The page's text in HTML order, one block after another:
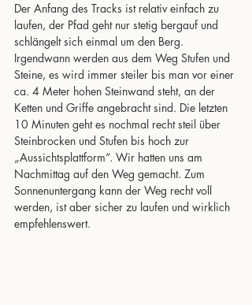
Der Anfang des Tracks ist relativ einfach zu
laufen, der Pfad geht nur stetig bergauf und
schlängelt sich einmal um den Berg.
Irgendwann werden aus dem Weg Stufen und
Steine, es wird immer steiler bis man vor einer
ca. 4 Meter hohen Steinwand steht, an der
Ketten und Griffe angebracht sind. Die letzten
10 Minuten geht es nochmal recht steil über
Steinbrocken und Stufen bis hoch zur
„Aussichtsplattform“. Wir hatten uns am
Nachmittag auf den Weg gemacht. Zum
Sonnenuntergang kann der Weg recht voll
werden, ist aber sicher zu laufen und wirklich
empfehlenswert.